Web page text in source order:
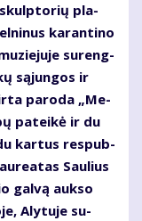
skulp­to­rių pla­
ka­ran­ti­no
su­reng­
są­jun­gos ir
pa­ro­da „Me­
pa­tei­kė ir du
kar­tus res­pub­
Sau­lius
gal­vą auk­so
Aly­tu­je su­